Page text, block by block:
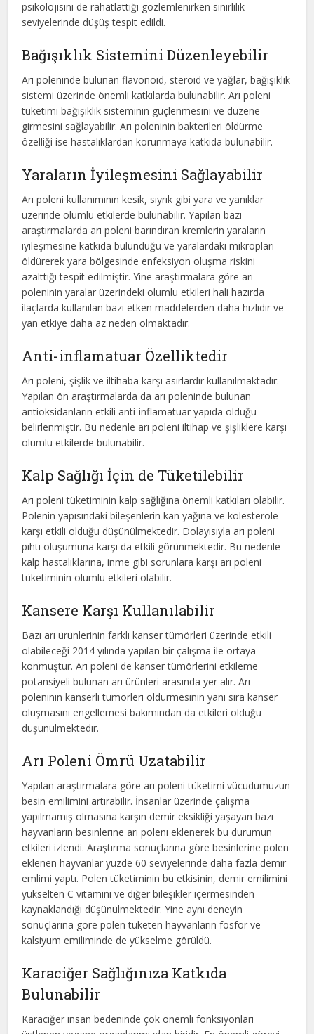
psikolojisini de rahatlattığı gözlemlenirken sinirlilik
seviyelerinde düşüş tespit edildi.
Bağışıklık Sistemini Düzenleyebilir
Arı poleninde bulunan flavonoid, steroid ve yağlar, bağışıklık
sistemi üzerinde önemli katkılarda bulunabilir. Arı poleni
tüketimi bağışıklık sisteminin güçlenmesini ve düzene
girmesini sağlayabilir. Arı poleninin bakterileri öldürme
özelliği ise hastalıklardan korunmaya katkıda bulunabilir.
Yaraların İyileşmesini Sağlayabilir
Arı poleni kullanımının kesik, sıyrık gibi yara ve yanıklar
üzerinde olumlu etkilerde bulunabilir. Yapılan bazı
araştırmalarda arı poleni barındıran kremlerin yaraların
iyileşmesine katkıda bulunduğu ve yaralardaki mikropları
öldürerek yara bölgesinde enfeksiyon oluşma riskini
azalttığı tespit edilmiştir. Yine araştırmalara göre arı
poleninin yaralar üzerindeki olumlu etkileri hali hazırda
ilaçlarda kullanılan bazı etken maddelerden daha hızlıdır ve
yan etkiye daha az neden olmaktadır.
Anti-inflamatuar Özelliktedir
Arı poleni, şişlik ve iltihaba karşı asırlardır kullanılmaktadır.
Yapılan ön araştırmalarda da arı poleninde bulunan
antioksidanların etkili anti-inflamatuar yapıda olduğu
belirlenmiştir. Bu nedenle arı poleni iltihap ve şişliklere karşı
olumlu etkilerde bulunabilir.
Kalp Sağlığı İçin de Tüketilebilir
Arı poleni tüketiminin kalp sağlığına önemli katkıları olabilir.
Polenin yapısındaki bileşenlerin kan yağına ve kolesterole
karşı etkili olduğu düşünülmektedir. Dolayısıyla arı poleni
pıhtı oluşumuna karşı da etkili görünmektedir. Bu nedenle
kalp hastalıklarına, inme gibi sorunlara karşı arı poleni
tüketiminin olumlu etkileri olabilir.
Kansere Karşı Kullanılabilir
Bazı arı ürünlerinin farklı kanser tümörleri üzerinde etkili
olabileceği 2014 yılında yapılan bir çalışma ile ortaya
konmuştur. Arı poleni de kanser tümörlerini etkileme
potansiyeli bulunan arı ürünleri arasında yer alır. Arı
poleninin kanserli tümörleri öldürmesinin yanı sıra kanser
oluşmasını engellemesi bakımından da etkileri olduğu
düşünülmektedir.
Arı Poleni Ömrü Uzatabilir
Yapılan araştırmalara göre arı poleni tüketimi vücudumuzun
besin emilimini artırabilir. İnsanlar üzerinde çalışma
yapılmamış olmasına karşın demir eksikliği yaşayan bazı
hayvanların besinlerine arı poleni eklenerek bu durumun
etkileri izlendi. Araştırma sonuçlarına göre besinlerine polen
eklenen hayvanlar yüzde 60 seviyelerinde daha fazla demir
emlimi yaptı. Polen tüketiminin bu etkisinin, demir emilimini
yükselten C vitamini ve diğer bileşikler içermesinden
kaynaklandığı düşünülmektedir. Yine aynı deneyin
sonuçlarına göre polen tüketen hayvanların fosfor ve
kalsiyum emiliminde de yükselme görüldü.
Karaciğer Sağlığınıza Katkıda
Bulunabilir
Karaciğer insan bedeninde çok önemli fonksiyonları